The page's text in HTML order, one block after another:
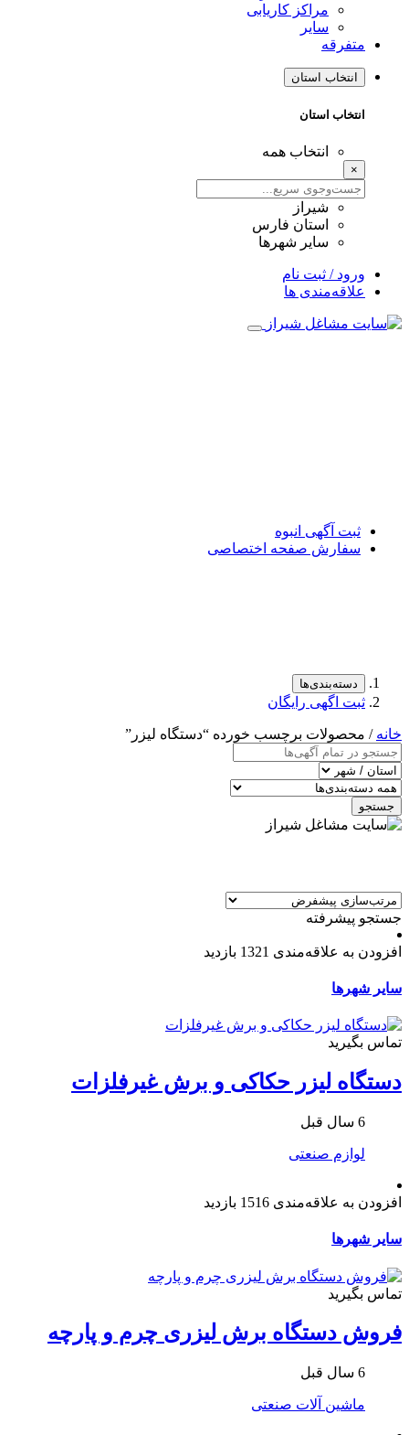
مراکز کاریابی
سایر
متفرقه
انتخاب استان
انتخاب استان
انتخاب همه
×
شیراز
استان فارس
سایر شهرها
ورود / ثبت نام
علاقه‌مندی ها
ثبت آگهی انبوه
سفارش صفحه اختصاصی
دسته‌بندی‌ها
ثبت اگهی رایگان
خانه / محصولات برچسب خورده “دستگاه لیزر”
جستجو
جستجو پیشرفته
افزودن به علاقه‌مندی 1321 بازدید
سایر شهرها
تماس بگیرید
دستگاه لیزر حکاکی و برش غیرفلزات
6 سال قبل
لوازم صنعتی
افزودن به علاقه‌مندی 1516 بازدید
سایر شهرها
تماس بگیرید
فروش دستگاه برش لیزری چرم و پارچه
6 سال قبل
ماشین آلات صنعتی